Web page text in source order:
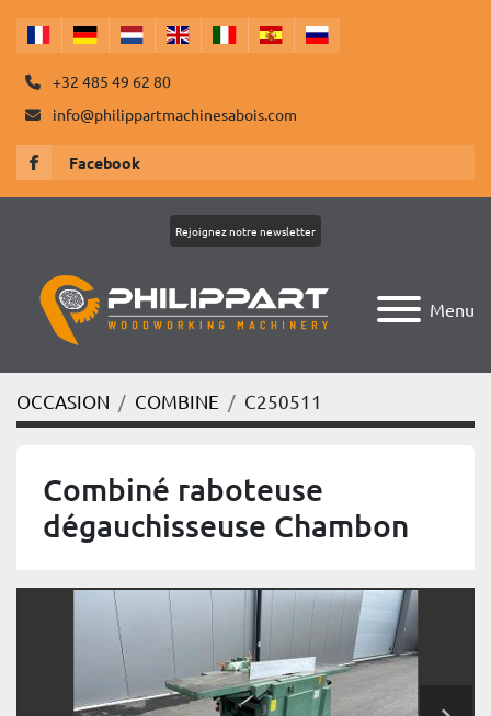
+32 485 49 62 80
info@philippartmachinesabois.com
Facebook
Menu
Rejoignez notre newsletter
OCCASION COMBINE C250511
Combiné raboteuse
dégauchisseuse Chambon